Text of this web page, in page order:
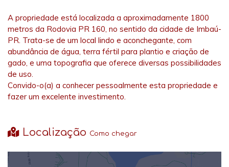
A propriedade está localizada a aproximadamente 1800
metros da Rodovia PR 160, no sentido da cidade de Imbaú-
PR. Trata-se de um local lindo e aconchegante, com
abundância de água, terra fértil para plantio e criação de
gado, e uma topografia que oferece diversas possibilidades
de uso.
Convido-o(a) a conhecer pessoalmente esta propriedade e
fazer um excelente investimento.
Localização Como chegar